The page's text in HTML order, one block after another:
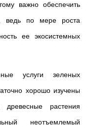
важно обеспечить
ведь по мере роста
ее экосистемных
услуги зеленых
хорошо изучены
растения
неотъемлемый